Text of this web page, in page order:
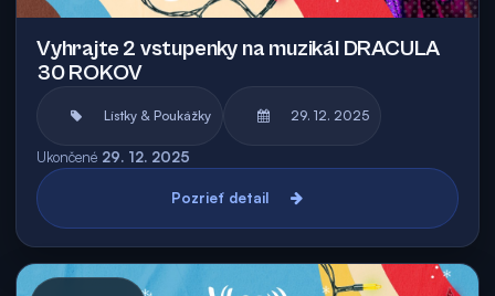
Vyhrajte 2 vstupenky na muzikál DRACULA
30 ROKOV
Lístky & Poukážky 29. 12. 2025
Ukončené 29. 12. 2025
Pozrieť detail